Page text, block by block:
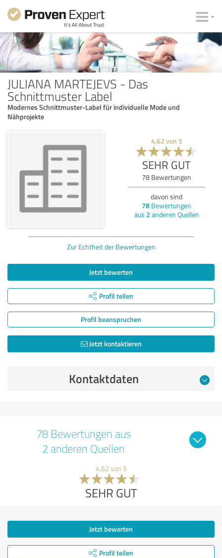
JULIANA MARTEJEVS - Das
Schnittmuster Label
Modernes Schnittmuster-Label für individuelle Mode und
Nähprojekte
4,62 von 5
SEHR GUT
78 Bewertungen
davon sind
78 Bewertungen
aus 2 anderen Quellen
Zur Echtheit der Bewertungen
Jetzt bewerten
Profil teilen
Profil beanspruchen
Jetzt kontaktieren
Kontaktdaten
78 Bewertungen aus
2 anderen Quellen
4,62 von 5
SEHR GUT
Jetzt bewerten
Profil teilen